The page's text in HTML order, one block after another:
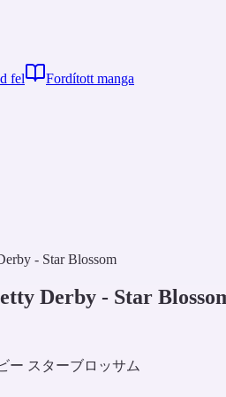
fel Fordított manga
- Star Blossom
Derby - Star
ー スターブロッサム